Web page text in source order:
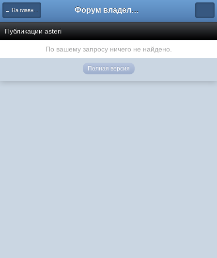
← На главную Форум владельцев интернет-магазинов
Публикации asteri
По вашему запросу ничего не найдено.
Полная версия